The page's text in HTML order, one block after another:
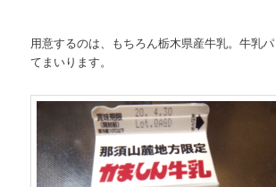
用意するのは、もちろん栃木県産牛乳。牛乳
てまいります。